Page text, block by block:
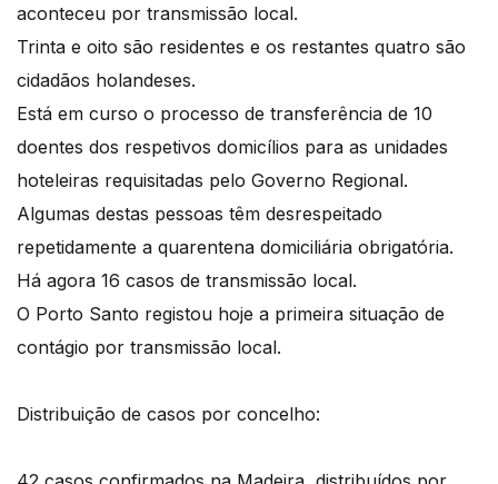
aconteceu por transmissão local.
Trinta e oito são residentes e os restantes quatro são
cidadãos holandeses.
Está em curso o processo de transferência de 10
doentes dos respetivos domicílios para as unidades
hoteleiras requisitadas pelo Governo Regional.
Algumas destas pessoas têm desrespeitado
repetidamente a quarentena domiciliária obrigatória.
Há agora 16 casos de transmissão local.
O Porto Santo registou hoje a primeira situação de
contágio por transmissão local.
Distribuição de casos por concelho: